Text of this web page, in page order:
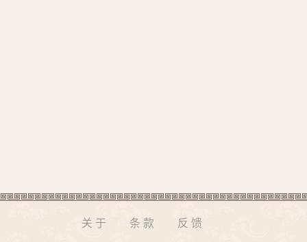
关于 条款 反馈